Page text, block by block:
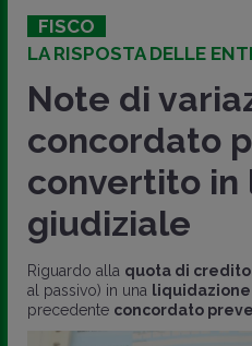
FISCO
LA RISPOSTA DELLE
Note di
concordato
convertito in
giudiziale
Riguardo alla quota di
al passivo) in una
precedente concordato